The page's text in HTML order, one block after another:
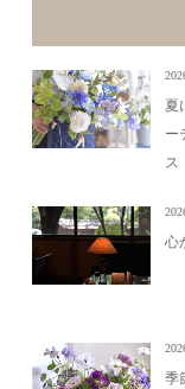
夏
ー
ス
心
季